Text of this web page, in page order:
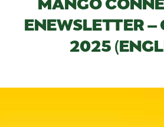
ENEWSLETTER –
2025